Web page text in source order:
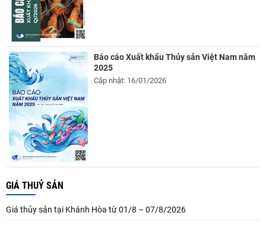
Báo cáo Xuất khẩu Thủy sản Việt Nam năm
2025
Cập nhật: 16/01/2026
GIÁ THUỶ SẢN
Giá thủy sản tại Khánh Hòa từ 01/8 – 07/8/2026